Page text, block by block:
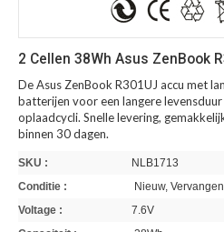
2 Cellen 38Wh Asus ZenBook
De Asus ZenBook R301UJ accu met
batterijen voor een langere
oplaadcycli. Snelle levering,
binnen 30 dagen.
SKU :
NLB1713
Conditie :
Nieuw,
Voltage :
7.6V